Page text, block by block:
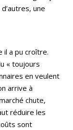
une
il a pu croître.
« toujours
en veulent
arrive à
chute,
réduire les
sont